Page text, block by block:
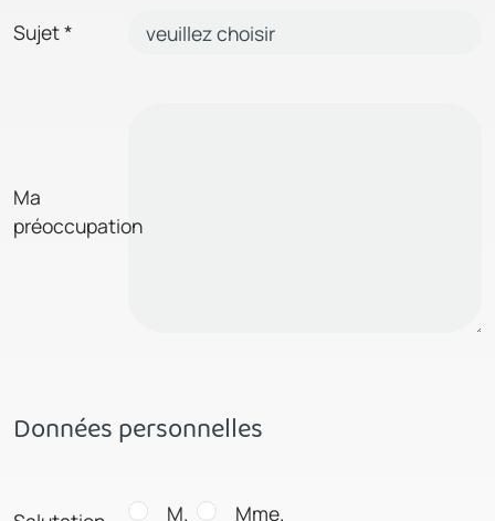
Sujet*
Ma
préoccupation
Données personnelles
M. Mme.